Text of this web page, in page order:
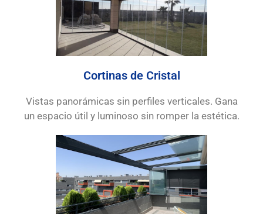
Cortinas de Cristal
Vistas panorámicas sin perfiles verticales. Gana
un espacio útil y luminoso sin romper la estética.